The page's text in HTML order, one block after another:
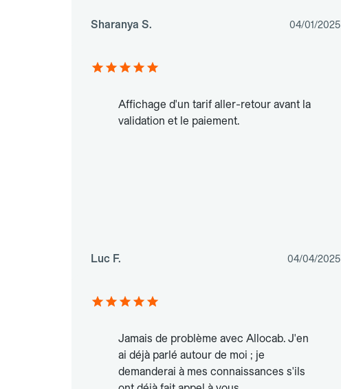
Sharanya S. 04/01/2025
Affichage d'un tarif aller-retour avant la
validation et le paiement.
Luc F. 04/04/2025
Jamais de problème avec Allocab. J'en
ai déjà parlé autour de moi ; je
demanderai à mes connaissances s'ils